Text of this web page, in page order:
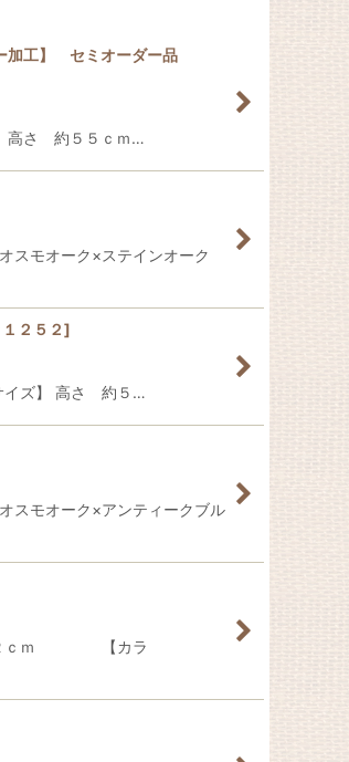
ー加工】 セミオーダー品
高さ 約５５ｃｍ…
オーク×ステインオーク
１２５２]
イズ】 高さ 約５…
オーク×アンティークブル
２ｃｍ 【カラ